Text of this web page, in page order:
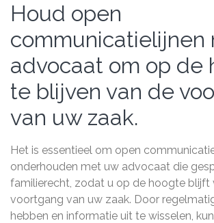
Houd open
communicatielijnen
advocaat om op de
te blijven van de
van uw zaak.
Het is essentieel om open
onderhouden met uw advocaat die
familierecht, zodat u op de hoogte blijft
voortgang van uw zaak. Door
hebben en informatie uit te wisselen,